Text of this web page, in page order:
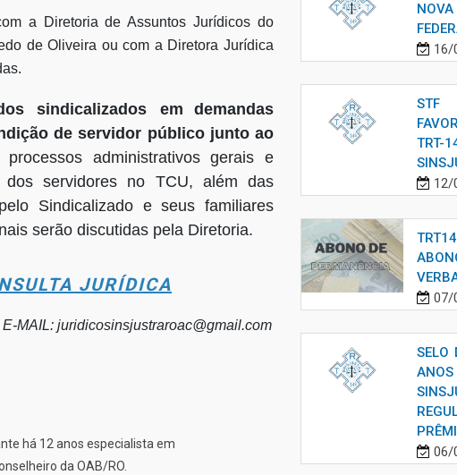
a Diretoria de Assuntos Jurídicos do
de Oliveira ou com a Diretora Jurídica
sindicalizados em
demandas
de servidor público junto ao
administrativos gerais e
servidores no TCU, além das
Sindicalizado e seus familiares
serão discutidas pela Diretoria.
JURÍDICA
MAIL: juridicosinsjustraroac@gmail.com
há 12 anos especialista em
da OAB/RO.
16/
STF
TRT-
12/
07/
SELO
06/